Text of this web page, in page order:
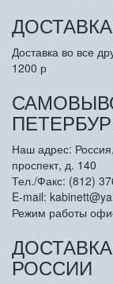
Доставка во все
1200 р
Наш адрес:
проспект, д. 140
Тел./Факс: (812)
E-mail:
Режим работы
РОССИИ